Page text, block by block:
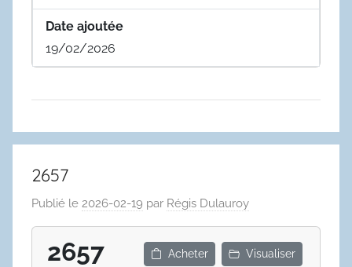
Date ajoutée
19/02/2026
2657
Publié le 2026-02-19 par Régis Dulauroy
2657 Acheter Visualiser